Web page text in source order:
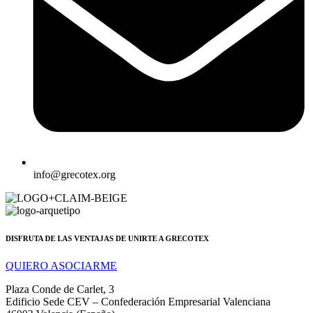
info@grecotex.org
DISFRUTA DE LAS VENTAJAS DE UNIRTE A GRECOTEX
QUIERO ASOCIARME
Plaza Conde de Carlet, 3
Edificio Sede CEV – Confederación Empresarial Valenciana